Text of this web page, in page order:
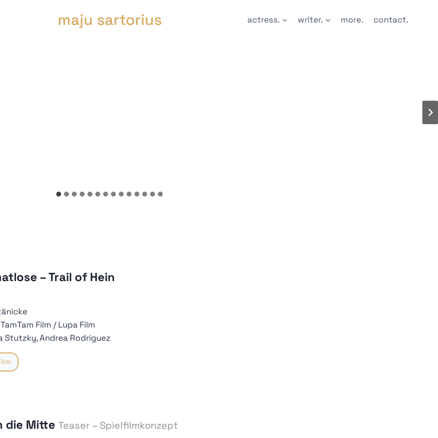
maju sartorius actress. writer. more. contact.
– Trail of Hein
TamTam Film / Lupa Film
Stutzky, Andrea Rodríguez
die Mitte Teaser – Spielfilmkonzept